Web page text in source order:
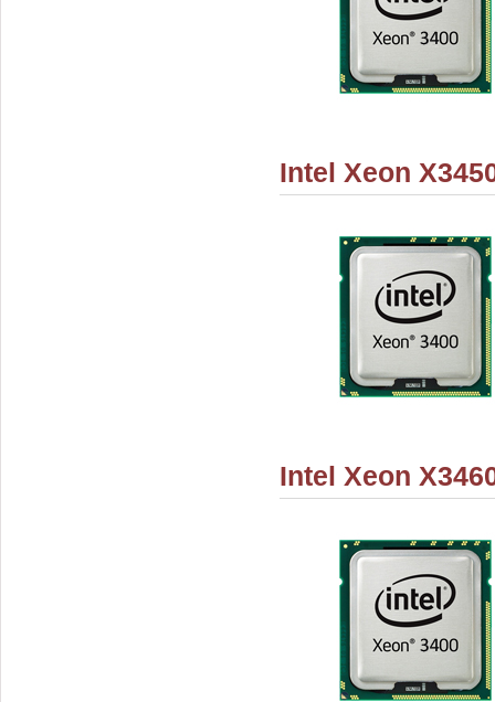
Intel Xeon
Intel Xeon